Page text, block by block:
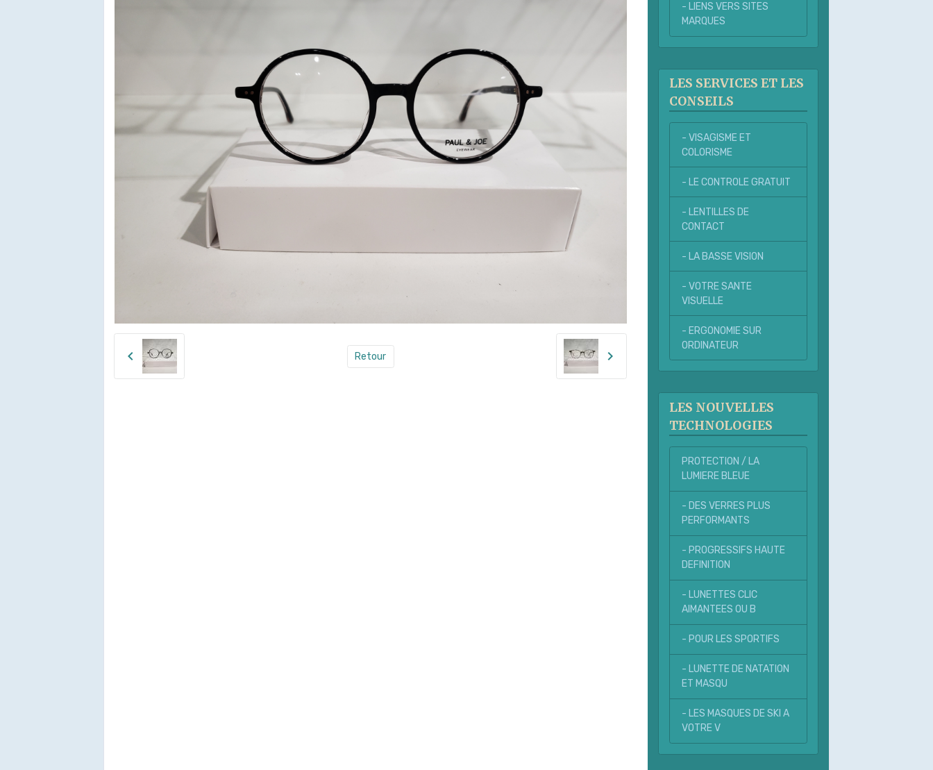
Retour
- LIENS VERS SITES
MARQUES
LES SERVICES ET LES
CONSEILS
- VISAGISME ET
COLORISME
- LE CONTROLE GRATUIT
- LENTILLES DE
CONTACT
- LA BASSE VISION
- VOTRE SANTE
VISUELLE
- ERGONOMIE SUR
ORDINATEUR
LES NOUVELLES
TECHNOLOGIES
PROTECTION / LA
LUMIERE BLEUE
- DES VERRES PLUS
PERFORMANTS
- PROGRESSIFS HAUTE
DEFINITION
- LUNETTES CLIC
AIMANTEES OU B
- POUR LES SPORTIFS
- LUNETTE DE NATATION
ET MASQU
- LES MASQUES DE SKI A
VOTRE V